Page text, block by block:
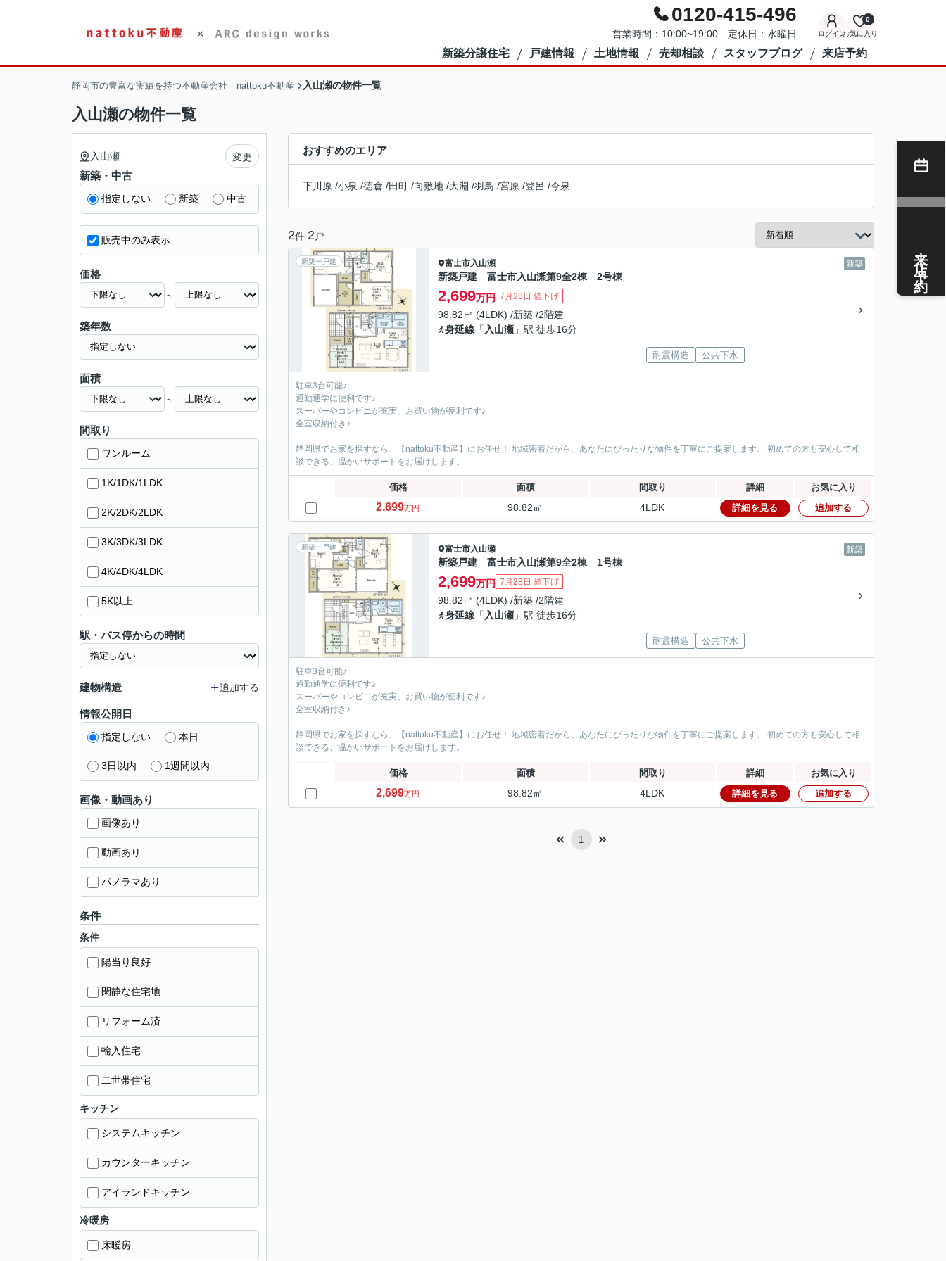
0120-415-496
営業時間：10:00~19:00 定休日：水曜日 ログインお気に入り
0
新築分譲住宅 戸建情報 土地情報 売却相談 スタッフブログ 来店予約
静岡市の豊富な実績を持つ不動産会社｜nattoku不動産 入山瀬の物件一覧
入山瀬の物件一覧
おすすめのエリア
下川原 /小泉 /徳倉 /田町 /向敷地 /大淵 /羽鳥 /宮原 /登呂 /今泉
2件 2 戸
新築一戸建 新築
富士市入山瀬
新築戸建 富士市入山瀬第9全2棟 2号棟
2,699万円 7月28日 値下げ
98.82㎡ (4LDK) /新築 /2階建
身延線 「 入山瀬 」駅 徒歩16分
耐震構造 公共下水
駐車3台可能♪
通勤通学に便利です♪
スーパーやコンビニが充実、お買い物が便利です♪
全室収納付き♪
静岡県でお家を探すなら、【nattoku不動産】にお任せ！ 地域密着だから、あなたにぴったりな物件を丁寧にご提案します。 初めての方も安心して相
談できる、温かいサポートをお届けします。
価格 面積 間取り 詳細 お気に入り
2,699万円 98.82㎡ 4LDK 詳細を見る 追加する
新築一戸建 新築
富士市入山瀬
新築戸建 富士市入山瀬第9全2棟 1号棟
2,699万円 7月28日 値下げ
98.82㎡ (4LDK) /新築 /2階建
身延線 「 入山瀬 」駅 徒歩16分
耐震構造 公共下水
駐車3台可能♪
通勤通学に便利です♪
スーパーやコンビニが充実、お買い物が便利です♪
全室収納付き♪
静岡県でお家を探すなら、【nattoku不動産】にお任せ！ 地域密着だから、あなたにぴったりな物件を丁寧にご提案します。 初めての方も安心して相
談できる、温かいサポートをお届けします。
価格 面積 間取り 詳細 お気に入り
2,699万円 98.82㎡ 4LDK 詳細を見る 追加する
1
入山瀬 変更
新築・中古
指定しない 新築 中古
販売中のみ表示
価格
～
築年数
面積
～
間取り
ワンルーム
1K/1DK/1LDK
2K/2DK/2LDK
3K/3DK/3LDK
4K/4DK/4LDK
5K以上
駅・バス停からの時間
建物構造 追加する
情報公開日
指定しない 本日
3日以内 1週間以内
画像・動画あり
画像あり
動画あり
パノラマあり
条件
条件
陽当り良好
閑静な住宅地
リフォーム済
輸入住宅
二世帯住宅
キッチン
システムキッチン
カウンターキッチン
アイランドキッチン
冷暖房
床暖房
来店予約